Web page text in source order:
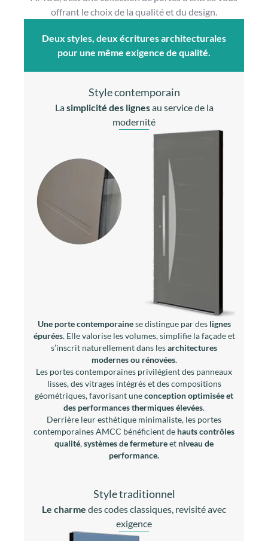
offrant le choix de la qualité et du design.
Deux styles, deux écritures architecturales
pour une même exigence de qualité.
Style contemporain
Lasimplicité des lignesau service de la
modernité
Une porte contemporainese distingue par des lignes
épurées. Elle valorise les volumes, simplifie la façade et
s’inscrit naturellement dans lesarchitectures
modernes ou rénovées.
Les portes contemporaines privilégient des panneaux
lisses, des vitrages intégrés et des compositions
géométriques, favorisant uneconception optimisée et
des performances thermiques élevées.
Derrière leur esthétique minimaliste, les portes
contemporaines AMCC bénéficient de hauts contrôles
qualité,systèmes de fermetureet niveau de
performance.
Style traditionnel
Le charme des codes classiques, revisité avec
exigence